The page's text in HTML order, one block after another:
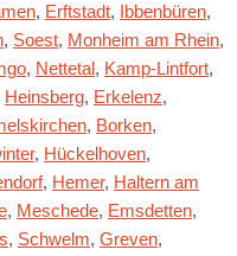
, Erftstadt, Ibbenbüren,
, Soest, Monheim am Rhein,
, Nettetal , Kamp-Lintfort,
Heinsberg, Erkelenz,
, Borken,
, Hückelhoven,
, Hemer, Haltern am
, Meschede, Emsdetten,
, Schwelm, Greven,